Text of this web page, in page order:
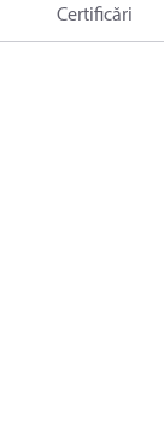
Certificări